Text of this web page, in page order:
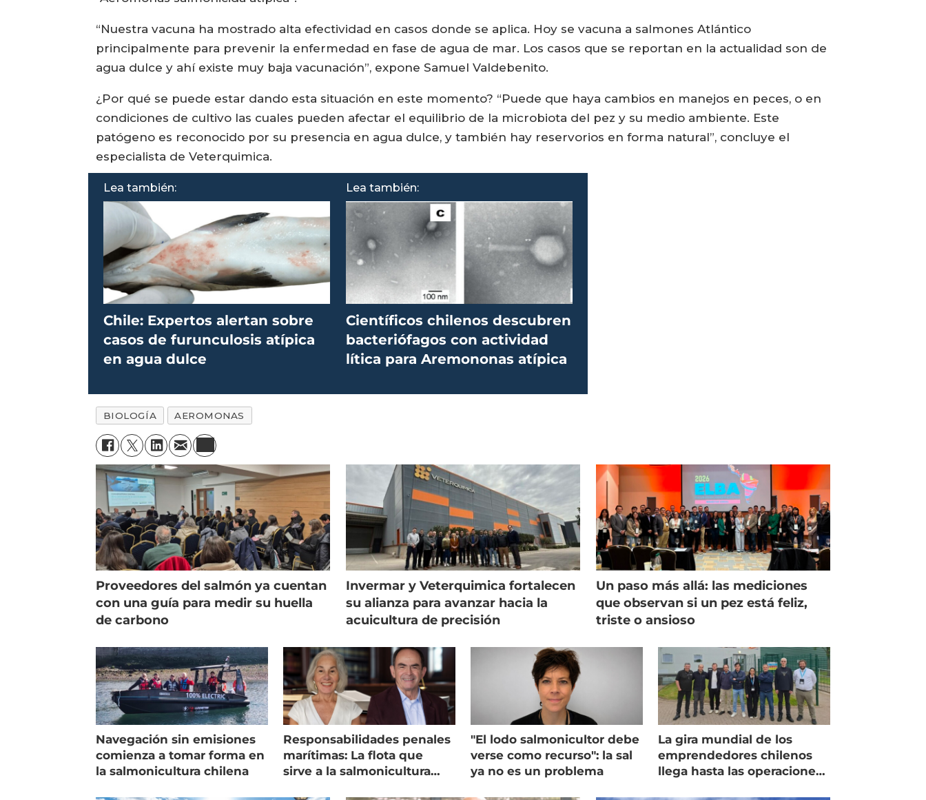
“Nuestra vacuna ha mostrado alta efectividad en casos donde se aplica. Hoy se vacuna a salmones Atlántico
principalmente para prevenir la enfermedad en fase de agua de mar. Los casos que se reportan en la actualidad son de
agua dulce y ahí existe muy baja vacunación”, expone Samuel Valdebenito.
¿Por qué se puede estar dando esta situación en este momento? “Puede que haya cambios en manejos en peces, o en
condiciones de cultivo las cuales pueden afectar el equilibrio de la microbiota del pez y su medio ambiente. Este
patógeno es reconocido por su presencia en agua dulce, y también hay reservorios en forma natural”, concluye el
especialista de Veterquimica.
Lea también:
Chile: Expertos alertan sobre
casos de furunculosis atípica
en agua dulce
Lea también:
Científicos chilenos descubren
bacteriófagos con actividad
lítica para Aremononas atípica
BIOLOGÍA AEROMONAS
Proveedores del salmón ya cuentan
con una guía para medir su huella
de carbono
Invermar y Veterquimica fortalecen
su alianza para avanzar hacia la
acuicultura de precisión
Un paso más allá: las mediciones
que observan si un pez está feliz,
triste o ansioso
Navegación sin emisiones
comienza a tomar forma en
la salmonicultura chilena
Responsabilidades penales
marítimas: La flota que
sirve a la salmonicultura
"El lodo salmonicultor debe
verse como recurso": la sal
ya no es un problema
La gira mundial de los
emprendedores chilenos
llega hasta las operaciones